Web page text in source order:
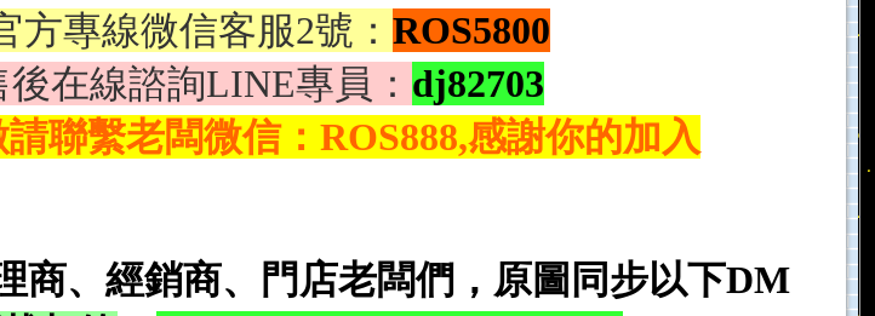
方專線微信客服2號：ROS5800
後在線諮詢LINE專員： dj82703
聯繫老闆微信：ROS888,感謝你的加入
商、經銷商、門店老闆們，原圖同步以下DM